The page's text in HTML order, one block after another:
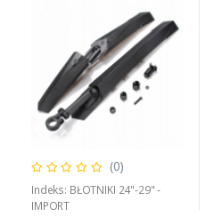
ROWEROWE 24-29'' Z1
(0)
Indeks: BŁOTNIKI 24"-29" -
IMPORT